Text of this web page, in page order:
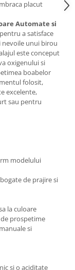
placut
Automate si
a satisface
nevoile unui birou
este conceput
oxigenului si
boabelor
folosit,
excelente,
sau pentru
modelului
de prajire si
la culoare
prospetime
si
si o aciditate